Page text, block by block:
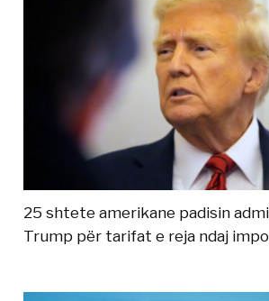
25 shtete amerikane padisin
Trump për tarifat e reja ndaj